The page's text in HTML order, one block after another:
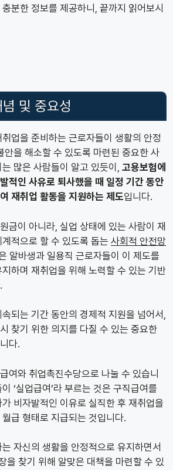
분한 정보를 제공하니, 끝까지 읽어보시
및 중요성
업을 준비하는 근로자들이 생활의 안정
안을 해소할 수 있도록 마련된 중요한 사
많은 사람들이 알고 있듯이, 고용보험에
적인 사유로 퇴사했을 때 일정 기간 동안
재취업 활동을 지원하는 제도입니다.
금이 아니라, 실업 상태에 있는 사람이 재
적으로 할 수 있도록 돕는 사회적 안전망
알바생과 일용직 근로자들이 이 제도를
하며 재취업을 위해 노력할 수 있는 기반
되는 기간 동안의 경제적 지원을 넘어서,
찾기 위한 의지를 다질 수 있는 중요한
다.
여와 취업촉진수당으로 나눌 수 있습니
‘실업급여’라 부르는 것은 구직급여를
비자발적인 이유로 실직한 후 재취업을
급 형태로 지급되는 것입니다.
자신의 생활을 안정적으로 유지하면서
을 찾기 위해 알맞은 대책을 마련할 수 있